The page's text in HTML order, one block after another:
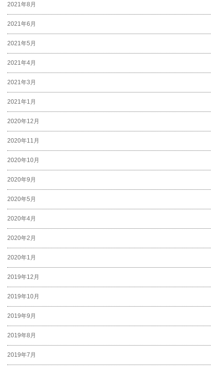
2021年8月
2021年6月
2021年5月
2021年4月
2021年3月
2021年1月
2020年12月
2020年11月
2020年10月
2020年9月
2020年5月
2020年4月
2020年2月
2020年1月
2019年12月
2019年10月
2019年9月
2019年8月
2019年7月